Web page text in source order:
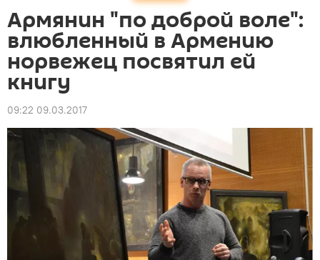
Армянин "по доброй воле":
влюбленный в Армению
норвежец посвятил ей
книгу
09:22 09.03.2017